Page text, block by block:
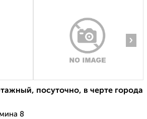
›
посуточно, в черте города
8